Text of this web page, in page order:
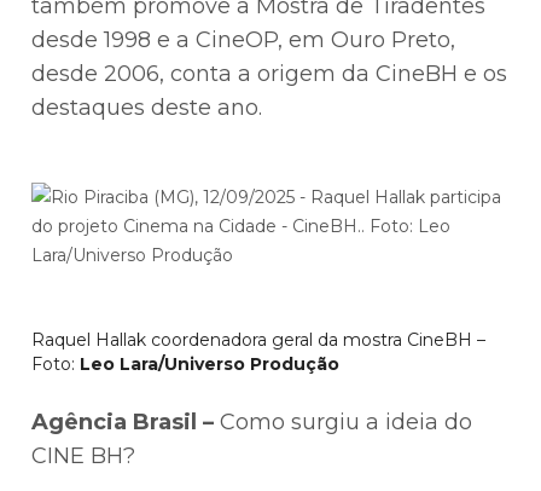
também promove a Mostra de Tiradentes
desde 1998 e a CineOP, em Ouro Preto,
desde 2006, conta a origem da CineBH e os
destaques deste ano.
Raquel Hallak coordenadora geral da mostra CineBH –
Foto: Leo Lara/Universo Produção
Agência Brasil – ⁠Como surgiu a ideia do
CINE BH?